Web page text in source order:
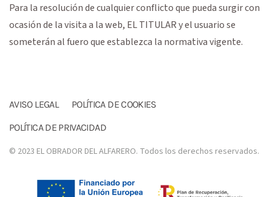
Para la resolución de cualquier conflicto que pueda surgir con
ocasión de la visita a la web, EL TITULAR y el usuario se
someterán al fuero que establezca la normativa vigente.
AVISO LEGAL
POLÍTICA DE COOKIES
POLÍTICA DE PRIVACIDAD
© 2023 EL OBRADOR DEL ALFARERO. Todos los derechos reservados.